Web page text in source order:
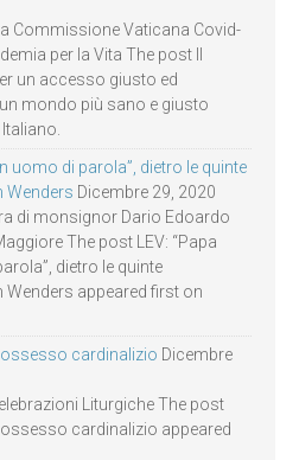
Commissione Vaticana Covid-
per la Vita The post Il
un accesso giusto ed
mondo più sano e giusto
uomo di parola”, dietro le quinte
Wenders Dicembre 29, 2020
di monsignor Dario Edoardo
The post LEV: “Papa
dietro le quinte
Wenders appeared first on
cardinalizio Dicembre
Liturgiche The post
cardinalizio appeared